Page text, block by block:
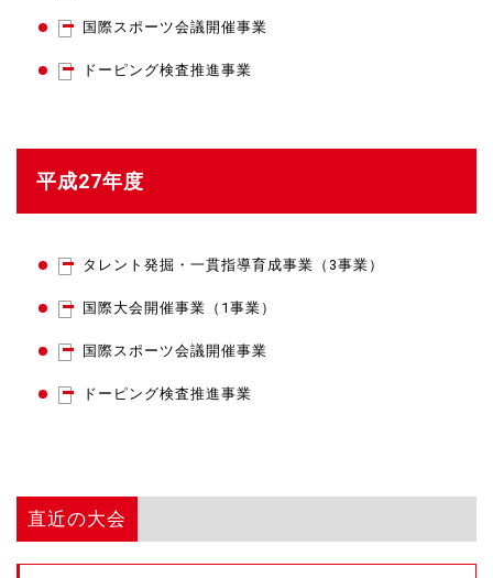
国際スポーツ会議開催事業
ドーピング検査推進事業
平成27年度
タレント発掘・一貫指導育成事業（3事業）
国際大会開催事業（1事業）
国際スポーツ会議開催事業
ドーピング検査推進事業
直近の大会